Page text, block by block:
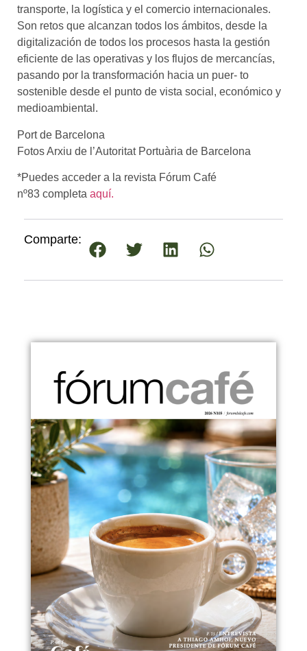
transporte, la logística y el comercio internacionales.
Son retos que alcanzan todos los ámbitos, desde la
digitalización de todos los procesos hasta la gestión
eficiente de las operativas y los flujos de mercancías,
pasando por la transformación hacia un puer- to
sostenible desde el punto de vista social, económico y
medioambiental.
Port de Barcelona
Fotos Arxiu de l’Autoritat Portuària de Barcelona
*Puedes acceder a la revista Fórum Café
nº83 completa aquí.
Comparte: